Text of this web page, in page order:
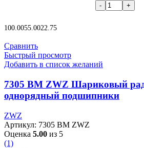
100.0055.0022.75
Сравнить
Быстрый просмотр
Добавить в список желаний
7305 BM ZWZ Шариковый
однорядный подшипники
ZWZ
Артикул: 7305 BM ZWZ
Оценка 5.00 из 5
(1)